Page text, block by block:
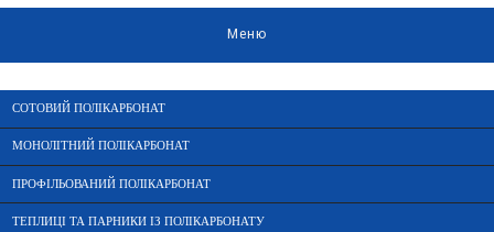
Меню
СОТОВИЙ ПОЛІКАРБОНАТ
МОНОЛІТНИЙ ПОЛІКАРБОНАТ
ПРОФІЛЬОВАНИЙ ПОЛІКАРБОНАТ
ТЕПЛИЦІ ТА ПАРНИКИ ІЗ ПОЛІКАРБОНАТУ